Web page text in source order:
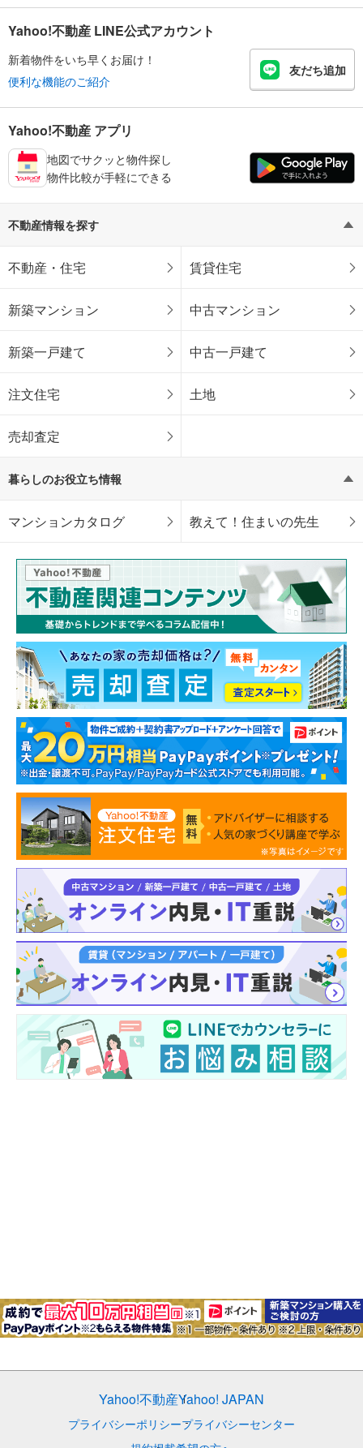
Yahoo!不動産 LINE公式アカウント
新着物件をいち早くお届け！
便利な機能のご紹介
友だち追加
Yahoo!不動産 アプリ
地図でサクッと物件探し
物件比較が手軽にできる
不動産情報を探す
不動産・住宅 賃貸住宅
新築マンション 中古マンション
新築一戸建て 中古一戸建て
注文住宅 土地
売却査定
暮らしのお役立ち情報
マンションカタログ 教えて！住まいの先生
Yahoo!不動産Yahoo! JAPAN
プライバシーポリシープライバシーセンター